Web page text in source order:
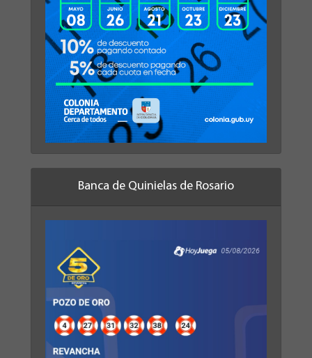
Banca de Quinielas de Rosario